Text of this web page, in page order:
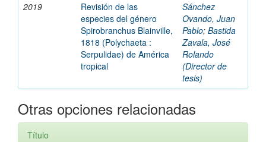
2019
Revisión de las
especies del género
Spirobranchus Blainville,
1818 (Polychaeta :
Serpulidae) de América
tropical
Sánchez
Ovando, Juan
Pablo; Bastida
Zavala, José
Rolando
(Director de
tesis)
Otras opciones relacionadas
Título